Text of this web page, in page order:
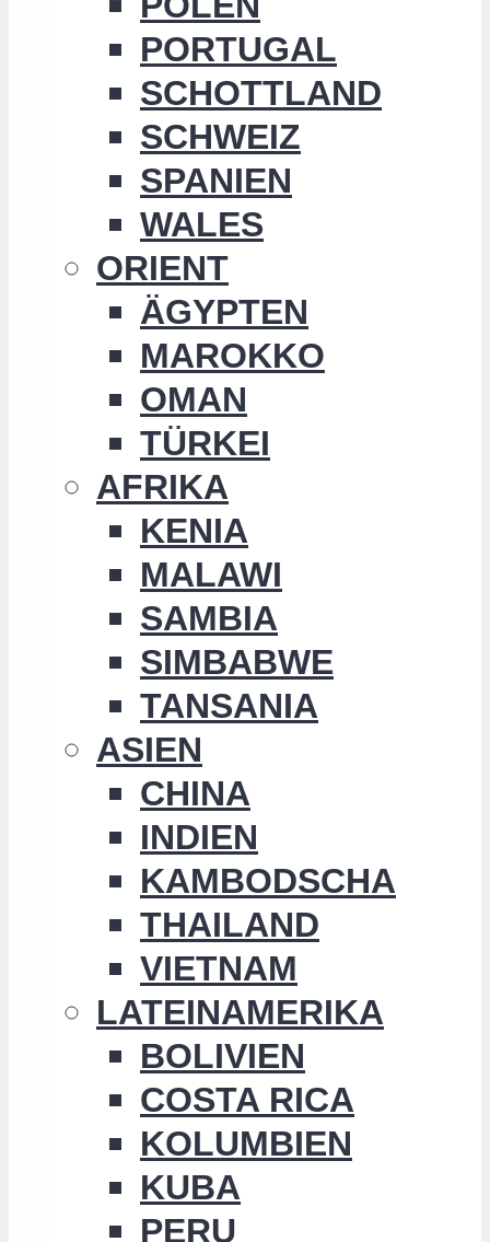
PORTUGAL
SCHOTTLAND
SCHWEIZ
SPANIEN
WALES
ORIENT
ÄGYPTEN
MAROKKO
OMAN
TÜRKEI
AFRIKA
KENIA
MALAWI
SAMBIA
SIMBABWE
TANSANIA
ASIEN
CHINA
INDIEN
KAMBODSCHA
THAILAND
VIETNAM
LATEINAMERIKA
BOLIVIEN
COSTA RICA
KOLUMBIEN
KUBA
PERU